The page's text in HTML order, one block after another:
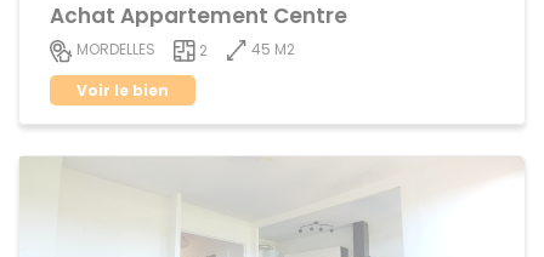
Achat Appartement Centre
MORDELLES 2
45 M2
Voir le bien